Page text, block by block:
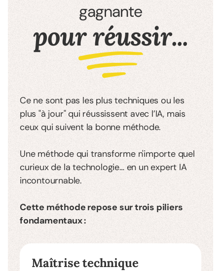
gagnante
pour réussir...
Ce ne sont pas les plus techniques ou les
plus "à jour" qui réussissent avec l’IA, mais
ceux qui suivent la bonne méthode.
Une méthode qui transforme n'importe quel
curieux de la technologie… en un expert IA
incontournable.
Cette méthode repose sur trois piliers
fondamentaux :
Maîtrise technique